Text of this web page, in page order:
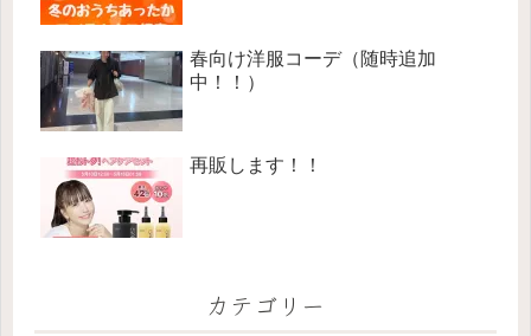
春向け洋服コーデ（随時追加
中！！）
再販します！！
カテゴリー